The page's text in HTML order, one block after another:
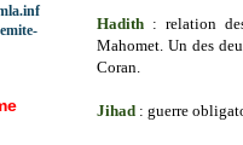
Hadith : relation
Mahomet. Un des
Coran.
Jihad : guerre